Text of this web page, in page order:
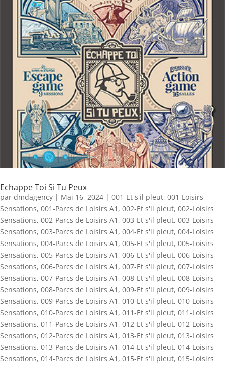
Echappe Toi Si Tu Peux
par dmdagency | Mai 16, 2024 | 001-Et s'il pleut, 001-Loisirs
Sensations, 001-Parcs de Loisirs A1 , 002-Et s'il pleut, 002-Loisirs
Sensations, 002-Parcs de Loisirs A1 , 003-Et s'il pleut, 003-Loisirs
Sensations, 003-Parcs de Loisirs A1 , 004-Et s'il pleut, 004-Loisirs
Sensations, 004-Parcs de Loisirs A1 , 005-Et s'il pleut, 005-Loisirs
Sensations, 005-Parcs de Loisirs A1 , 006-Et s'il pleut, 006-Loisirs
Sensations, 006-Parcs de Loisirs A1 , 007-Et s'il pleut, 007-Loisirs
Sensations, 007-Parcs de Loisirs A1 , 008-Et s'il pleut, 008-Loisirs
Sensations, 008-Parcs de Loisirs A1 , 009-Et s'il pleut, 009-Loisirs
Sensations, 009-Parcs de Loisirs A1 , 010-Et s'il pleut, 010-Loisirs
Sensations, 010-Parcs de Loisirs A1 , 011-Et s'il pleut, 011-Loisirs
Sensations, 011-Parcs de Loisirs A1 , 012-Et s'il pleut, 012-Loisirs
Sensations, 012-Parcs de Loisirs A1 , 013-Et s'il pleut, 013-Loisirs
Sensations, 013-Parcs de Loisirs A1 , 014-Et s'il pleut, 014-Loisirs
Sensations, 014-Parcs de Loisirs A1 , 015-Et s'il pleut, 015-Loisirs